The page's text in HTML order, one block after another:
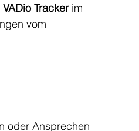
VADio Tracker im
vom
oder Ansprechen